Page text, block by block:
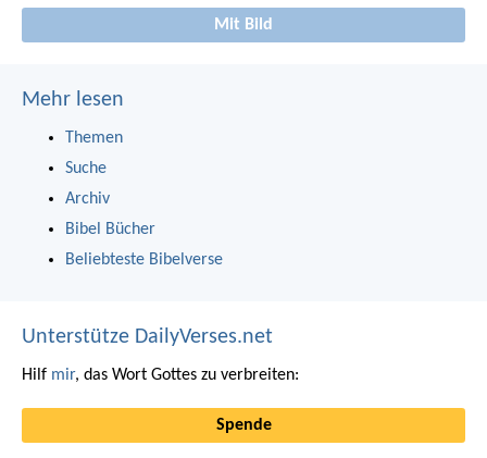
Mit Bild
Mehr lesen
Themen
Suche
Archiv
Bibel Bücher
Beliebteste Bibelverse
Unterstütze DailyVerses.net
Hilf mir, das Wort Gottes zu verbreiten:
Spende